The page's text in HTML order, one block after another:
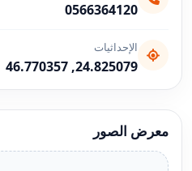
0566364120
الإحداثيات
24.825079, 46.770357
معرض الصور